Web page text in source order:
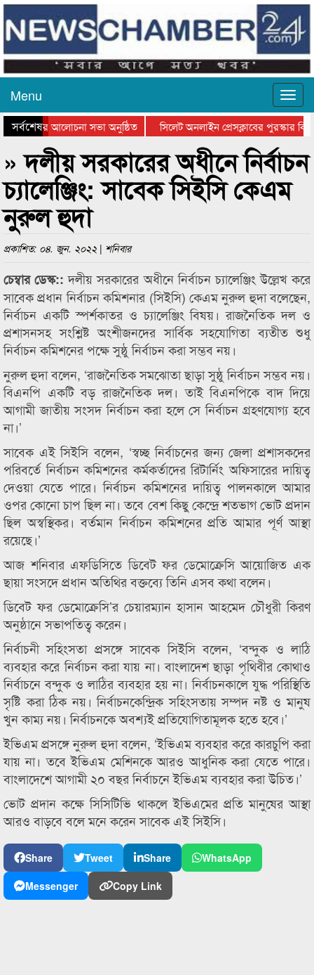
Menu
সর্বশেষ
দিবসের আলোচনা সভা অনুষ্ঠিত
সিলেট অনলাইন প্রেসক্লাবের পুরস্কার
সভা ও সম্মাননা প্রদান
কানাইঘাটের কিশোর আহাদের খুনি
» দলীয় সরকারের অধীনে নির্বাচন
চ্যালেঞ্জিং: সাবেক সিইসি কেএম
নুরুল হুদা
প্রকাশিত: ০৪. জুন. ২০২২ | শনিবার
চেম্বার ডেস্ক::দলীয় সরকারের অধীনে নির্বাচন চ্যালেঞ্জিং উল্লেখ করে
সাবেক প্রধান নির্বাচন কমিশনার (সিইসি) কেএম নুরুল হুদা বলেছেন,
নির্বাচন একটি স্পর্শকাতর ও চ্যালেঞ্জিং বিষয়। রাজনৈতিক দল ও
প্রশাসনসহ সংশ্লিষ্ট অংশীজনদের সার্বিক সহযোগিতা ব্যতীত শুধু
নির্বাচন কমিশনের পক্ষে সুষ্ঠু নির্বাচন করা সম্ভব নয়।
নুরুল হুদা বলেন, ‘রাজনৈতিক সমঝোতা ছাড়া সুষ্ঠু নির্বাচন সম্ভব নয়।
বিএনপি একটি বড় রাজনৈতিক দল। তাই বিএনপিকে বাদ দিয়ে
আগামী জাতীয় সংসদ নির্বাচন করা হলে সে নির্বাচন গ্রহণযোগ্য হবে
না।’
সাবেক এই সিইসি বলেন, ‘স্বচ্ছ নির্বাচনের জন্য জেলা প্রশাসকদের
পরিবর্তে নির্বাচন কমিশনের কর্মকর্তাদের রিটার্নিং অফিসারের দায়িত্ব
দেওয়া যেতে পারে। নির্বাচন কমিশনের দায়িত্ব পালনকালে আমার
ওপর কোনো চাপ ছিল না। তবে বেশ কিছু কেন্দ্রে শতভাগ ভোট প্রদান
ছিল অস্বস্থিকর। বর্তমান নির্বাচন কমিশনের প্রতি আমার পূর্ণ আস্থা
রয়েছে।’
আজ শনিবার এফডিসিতে ডিবেট ফর ডেমোক্রেসি আয়োজিত এক
ছায়া সংসদে প্রধান অতিথির বক্তব্যে তিনি এসব কথা বলেন।
ডিবেট ফর ডেমোক্রেসি’র চেয়ারম্যান হাসান আহমেদ চৌধুরী কিরণ
অনুষ্ঠানে সভাপতিত্ব করেন।
নির্বাচনী সহিংসতা প্রসঙ্গে সাবেক সিইসি বলেন, ‘বন্দুক ও লাঠি
ব্যবহার করে নির্বাচন করা যায় না। বাংলাদেশ ছাড়া পৃথিবীর কোথাও
নির্বাচনে বন্দুক ও লাঠির ব্যবহার হয় না। নির্বাচনকালে যুদ্ধ পরিস্থিতি
সৃষ্টি করা ঠিক নয়। নির্বাচনকেন্দ্রিক সহিংসতায় সম্পদ নষ্ট ও মানুষ
খুন কাম্য নয়। নির্বাচনকে অবশ্যই প্রতিযোগিতামূলক হতে হবে।’
ইভিএম প্রসঙ্গে নুরুল হুদা বলেন, ‘ইভিএম ব্যবহার করে কারচুপি করা
যায় না। তবে ইভিএম মেশিনকে আরও আধুনিক করা যেতে পারে।
বাংলাদেশে আগামী ২০ বছর নির্বাচনে ইভিএম ব্যবহার করা উচিত।’
ভোট প্রদান কক্ষে সিসিটিভি থাকলে ইভিএমের প্রতি মানুষের আস্থা
আরও বাড়বে বলে মনে করেন সাবেক এই সিইসি।
Share Tweet Share
WhatsApp
Messenger
Copy Link